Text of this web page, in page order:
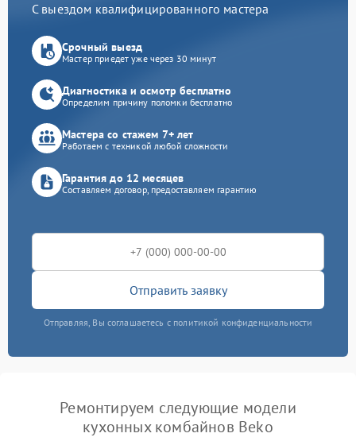
С выездом квалифицированного мастера
Срочный выезд
Мастер приедет уже через 30 минут
Диагностика и осмотр бесплатно
Определим причину поломки бесплатно
Мастера со стажем 7+ лет
Работаем с техникой любой сложности
Гарантия до 12 месяцев
Составляем договор, предоставляем гарантию
Отправить заявку
Отправляя, Вы соглашаетесь с политикой конфиденциальности
Ремонтируем следующие модели
кухонных комбайнов Beko